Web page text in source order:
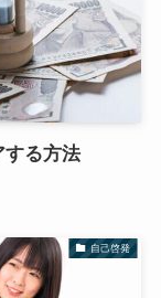
する方法
自己啓発